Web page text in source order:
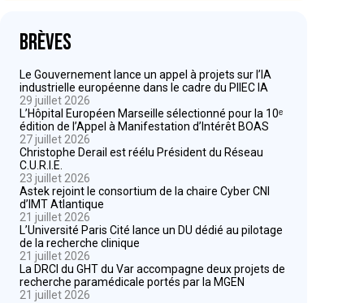
Brèves
Le Gouvernement lance un appel à projets sur l’IA
industrielle européenne dans le cadre du PIIEC IA
29 juillet 2026
L’Hôpital Européen Marseille sélectionné pour la 10ᵉ
édition de l’Appel à Manifestation d’Intérêt BOAS
27 juillet 2026
Christophe Derail est réélu Président du Réseau
C.U.R.I.E.
23 juillet 2026
Astek rejoint le consortium de la chaire Cyber CNI
d’IMT Atlantique
21 juillet 2026
L’Université Paris Cité lance un DU dédié au pilotage
de la recherche clinique
21 juillet 2026
La DRCI du GHT du Var accompagne deux projets de
recherche paramédicale portés par la MGEN
21 juillet 2026